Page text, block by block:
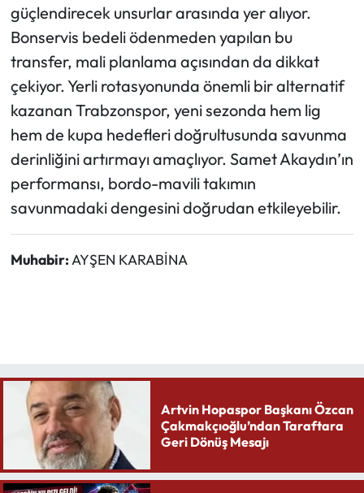
güçlendirecek unsurlar arasında yer alıyor.
Bonservis bedeli ödenmeden yapılan bu
transfer, mali planlama açısından da dikkat
çekiyor. Yerli rotasyonunda önemli bir alternatif
kazanan Trabzonspor, yeni sezonda hem lig
hem de kupa hedefleri doğrultusunda savunma
derinliğini artırmayı amaçlıyor. Samet Akaydın’ın
performansı, bordo-mavili takımın
savunmadaki dengesini doğrudan etkileyebilir.
Muhabir:AYŞEN KARABİNA
Artvin Hopaspor Başkanı Özcan
Çakmakçıoğlu’ndan Taraftara
Geri Dönüş Mesajı